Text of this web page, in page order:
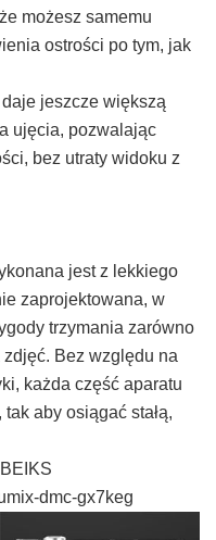
możesz samemu
ostrości po tym, jak
jeszcze większą
ujęcia, pozwalając
bez utraty widoku z
jest z lekkiego
zaprojektowana, w
trzymania zarówno
Bez względu na
każda część aparatu
aby osiągać stałą,
dmc-gx7keg